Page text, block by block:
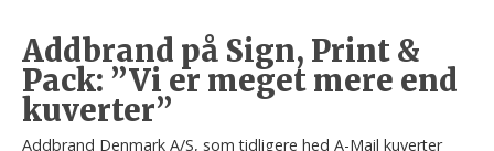
Addbrand på Sign, Print &
Pack: ”Vi er meget mere end
kuverter”
Addbrand Denmark A/S, som tidligere hed A-Mail kuverter